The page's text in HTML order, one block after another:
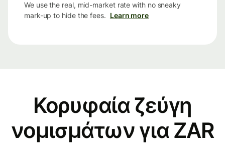
We use the real, mid-market rate with no sneaky
mark-up to hide the fees. Learn more
Κορυφαία ζεύγη
νομισμάτων για ZAR